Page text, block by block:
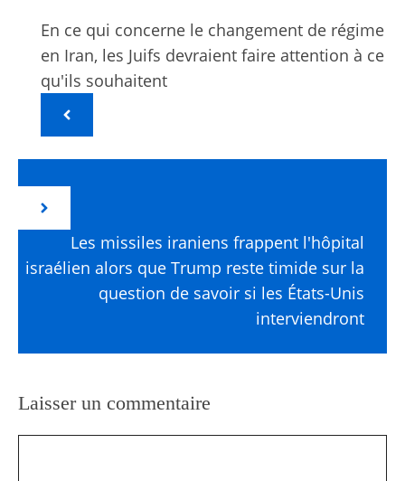
En ce qui concerne le changement de régime
en Iran, les Juifs devraient faire attention à ce
qu'ils souhaitent
Les missiles iraniens frappent l'hôpital
israélien alors que Trump reste timide sur la
question de savoir si les États-Unis
interviendront
Laisser un commentaire